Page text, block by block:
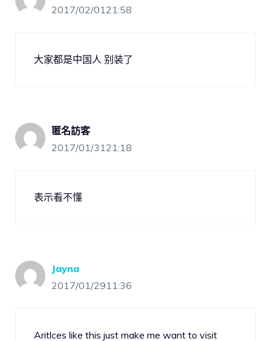
2017/02/0121:58
大家都是中国人 别装了
匿名訪客
2017/01/3121:18
表示看不懂
Jayna
2017/01/2911:36
Aritlces like this just make me want to visit